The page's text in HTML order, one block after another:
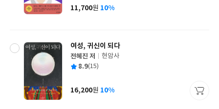
사
가
11,700원 10%
여성, 귀신이 되다
글
쓴
전혜진 저
출
사
현암사
평 8.9(15)
가
16,200원 10%